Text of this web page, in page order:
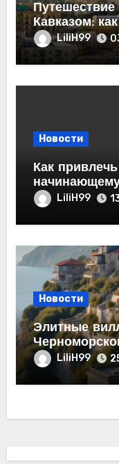
Кавказом:
из
LiliH99
Новости
Как
LiliH99
Новости
Элитные
рынкаLiliH99